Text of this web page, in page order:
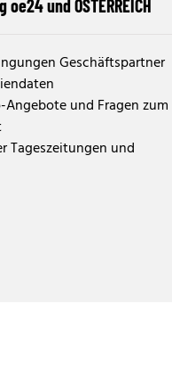
und ÖSTERREICH
Geschäftspartner
und Fragen zum
Tageszeitungen und